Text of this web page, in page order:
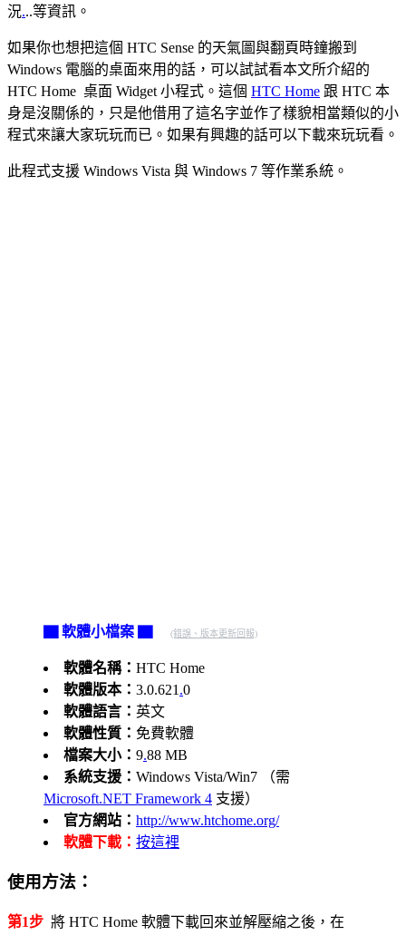
況...等資訊。
如果你也想把這個 HTC Sense 的天氣圖與翻頁時鐘搬到
Windows 電腦的桌面來用的話，可以試試看本文所介紹的
HTC Home 桌面 Widget 小程式。這個 HTC Home 跟 HTC 本
身是沒關係的，只是他借用了這名字並作了樣貌相當類似的小
程式來讓大家玩玩而已。如果有興趣的話可以下載來玩玩看。
此程式支援 Windows Vista 與 Windows 7 等作業系統。
▇ 軟體小檔案 ▇ (錯誤、版本更新回報)
軟體名稱： HTC Home
軟體版本： 3.0.621 .0
軟體語言： 英文
軟體性質： 免費軟體
檔案大小： 9.88 MB
系統支援： Windows Vista/Win7 （需
Microsoft.NET Framework 4 支援）
官方網站： http://www.htchome.org/
軟體下載： 按這裡
使用方法：
第1步 將 HTC Home 軟體下載回來並解壓縮之後，在